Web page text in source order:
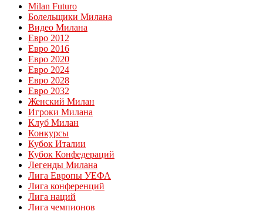
Milan Futuro
Болельщики Милана
Видео Милана
Евро 2012
Евро 2016
Евро 2020
Евро 2024
Евро 2028
Евро 2032
Женский Милан
Игроки Милана
Клуб Милан
Конкурсы
Кубок Италии
Кубок Конфедераций
Легенды Милана
Лига Европы УЕФА
Лига конференций
Лига наций
Лига чемпионов